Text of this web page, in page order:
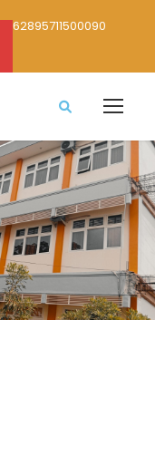
+62895711500090